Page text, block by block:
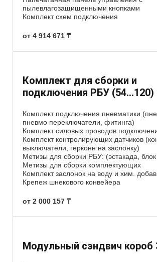
пылевлагозащищенными кнопками
Комплект схем подключения
от 4 914 671 ₸
Комплект для сборки и
подключения РБУ (54…120)
Комплект подключения пневматики
пневмо переключатели, фитинга)
Комплект силовых проводов
Комплект контролирующих датчиков
выключатели, герконн на заслонку)
Метизы для сборки РБУ: (эстакада, блок
Метизы для сборки комплектующих
Комплект заслонок на воду и хим.
Крепеж шнекового конвейера
от 2 000 157 ₸
Модульный сэндвич короб